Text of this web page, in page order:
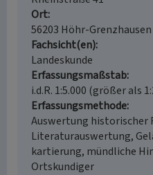
Ort
56203 Höhr-Grenzhausen
Fachsicht(en)
Landeskunde
Erfassungsmaßstab
i.d.R. 1:5.000 (größer als
Erfassungsmethode
Auswertung historischer
Literaturauswertung,
kartierung, mündliche
Ortskundiger